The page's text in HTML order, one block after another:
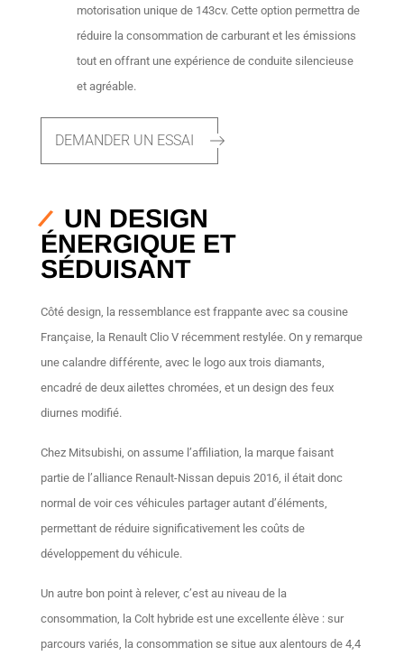
motorisation unique de 143cv. Cette option permettra de
réduire la consommation de carburant et les émissions
tout en offrant une expérience de conduite silencieuse
et agréable.
DEMANDER UN ESSAI
UN DESIGN
ÉNERGIQUE ET
SÉDUISANT
Côté design, la ressemblance est frappante avec sa cousine
Française, la Renault Clio V récemment restylée. On y remarque
une calandre différente, avec le logo aux trois diamants,
encadré de deux ailettes chromées, et un design des feux
diurnes modifié.
Chez Mitsubishi, on assume l’affiliation, la marque faisant
partie de l’alliance Renault-Nissan depuis 2016, il était donc
normal de voir ces véhicules partager autant d’éléments,
permettant de réduire significativement les coûts de
développement du véhicule.
Un autre bon point à relever, c’est au niveau de la
consommation, la Colt hybride est une excellente élève : sur
parcours variés, la consommation se situe aux alentours de 4,4